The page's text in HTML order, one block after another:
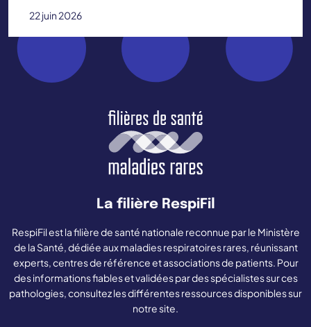
22 juin 2026
La filière RespiFil
RespiFil est la filière de santé nationale reconnue par le Ministère
de la Santé, dédiée aux maladies respiratoires rares, réunissant
experts, centres de référence et associations de patients. Pour
des informations fiables et validées par des spécialistes sur ces
pathologies, consultez les différentes ressources disponibles sur
notre site.